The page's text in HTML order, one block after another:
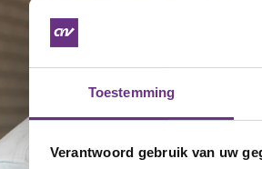
Toestemming
Verantwoord gebruik van uw